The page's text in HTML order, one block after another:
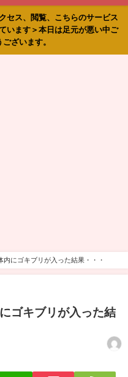
セス、閲覧、こちらのサービス
います＞本日は足元が悪い中ご
ざいます。
内にゴキブリが入った結果・・・
ゴキブリが入った結